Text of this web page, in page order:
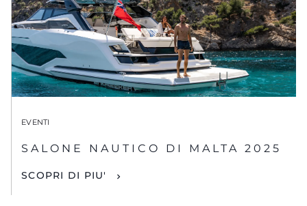
EVENTI
SALONE NAUTICO DI MALTA 2025
SCOPRI DI PIU'